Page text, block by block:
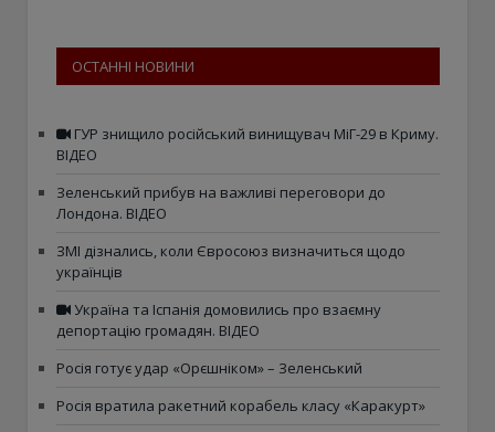
ОСТАННІ НОВИНИ
ГУР знищило російський винищувач МіГ-29 в Криму.
ВІДЕО
Зеленський прибув на важливі переговори до
Лондона. ВІДЕО
ЗМІ дізнались, коли Євросоюз визначиться щодо
українців
Україна та Іспанія домовились про взаємну
депортацію громадян. ВІДЕО
Росія готує удар «Орєшніком» – Зеленський
Росія вратила ракетний корабель класу «Каракурт»